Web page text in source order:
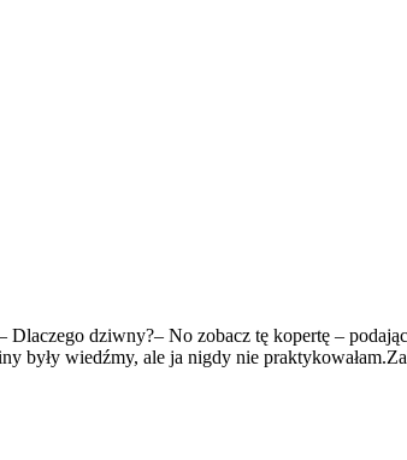
dziwny?– No zobacz tę kopertę –
były wiedźmy, ale ja nigdy nie